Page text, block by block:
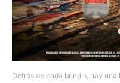
Detrás de cada brindis, hay una